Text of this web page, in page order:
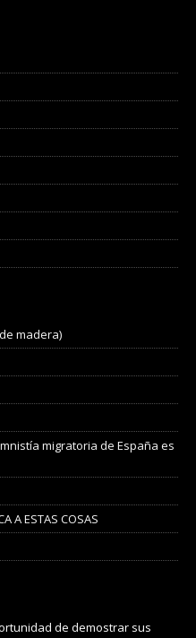
madera)
migratoria de España es
A ESTAS COSAS
de demostrar sus